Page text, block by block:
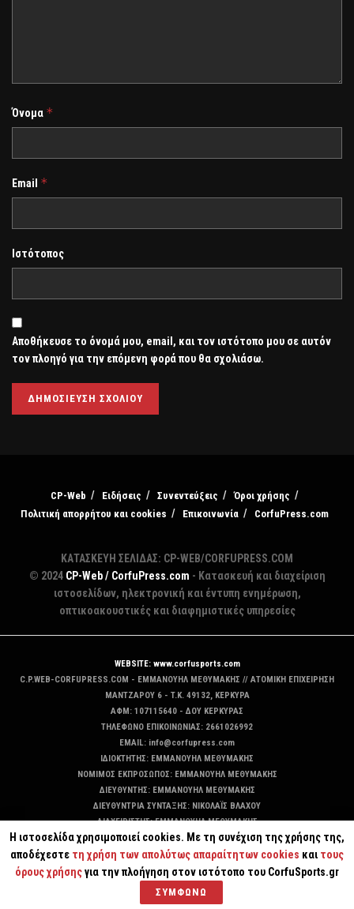
Όνομα *
Email *
Ιστότοπος
Αποθήκευσε το όνομά μου, email, και τον ιστότοπο μου σε αυτόν
τον πλοηγό για την επόμενη φορά που θα σχολιάσω.
CP-Web Ειδήσεις Συνεντεύξεις
Όροι χρήσης
Πολιτική απορρήτου και cookies
Επικοινωνία CorfuPress.com
ΚΑΤΑΣΚΕΥΗ ΣΕΛΙΔΑΣ: CP-WEB/CORFUPRESS.COM
© 2024 CP-Web / CorfuPress.com - Κατασκευή και διαχείριση
ιστοσελίδων, ηλεκτρονική και έντυπη ενημέρωση,
οπτικοακουστικές και διαφημιστικές υπηρεσίες
WEBSITE: www.corfusports.com
C.P.WEB-CORFUPRESS.COM - ΕΜΜΑΝΟΥΗΛ ΜΕΘΥΜΑΚΗΣ // ΑΤΟΜΙΚΗ ΕΠΙΧΕΙΡΗΣΗ
MANTZAΡΟΥ 6 - T.K. 49132, ΚΕΡΚΥΡΑ
ΑΦΜ: 107115640 - ΔΟΥ ΚΕΡΚΥΡΑΣ
ΤΗΛΕΦΩΝΟ ΕΠΙΚΟΙΝΩΝΙΑΣ: 2661026992
EMAIL: info@corfupress.com
ΙΔΙΟΚΤΗΤΗΣ: EMMANOYΗΛ ΜΕΘΥΜΑΚΗΣ
ΝΟΜΙΜΟΣ ΕΚΠΡΟΣΩΠΟΣ: EMMANOYΗΛ ΜΕΘΥΜΑΚΗΣ
ΔΙΕΥΘΥΝΤΗΣ: EMMANOYΗΛ ΜΕΘΥΜΑΚΗΣ
ΔΙΕΥΘΥΝΤΡΙΑ ΣΥΝΤΑΞΗΣ: ΝΙΚΟΛΑΪΣ ΒΛΑΧΟΥ
ΔΙΑΧΕΙΡΙΣΤΗΣ: EMMANOYΗΛ ΜΕΘΥΜΑΚΗΣ
ΔΙΚΑΙΟΥΧΟΣ DOMAIN: ΕΜΜΑΝΟΥΗΛ ΜΕΘΥΜΑΚΗΣ
Η ιστοσελίδα χρησιμοποιεί cookies. Με τη συνέχιση της χρήσης της,
αποδέχεστε τη χρήση των απολύτως απαραίτητων cookies και τους
όρους χρήσηςγια την πλοήγηση στον ιστότοπο του CorfuSports.gr
ΣΥΜΦΩΝΩ